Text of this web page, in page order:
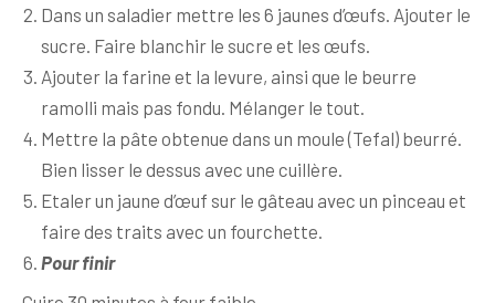
Dans un saladier mettre les 6 jaunes d’œufs. Ajouter le
sucre. Faire blanchir le sucre et les œufs.
Ajouter la farine et la levure, ainsi que le beurre
ramolli mais pas fondu. Mélanger le tout.
Mettre la pâte obtenue dans un moule (Tefal) beurré.
Bien lisser le dessus avec une cuillère.
Etaler un jaune d’œuf sur le gâteau avec un pinceau et
faire des traits avec un fourchette.
Pour finir